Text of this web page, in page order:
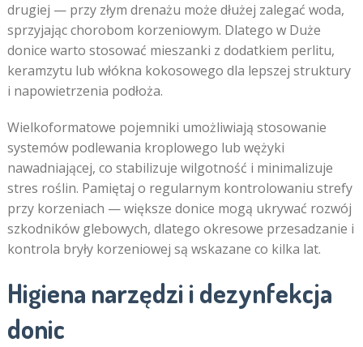
drugiej — przy złym drenażu może dłużej zalegać woda,
sprzyjając chorobom korzeniowym. Dlatego w Duże
donice warto stosować mieszanki z dodatkiem perlitu,
keramzytu lub włókna kokosowego dla lepszej struktury
i napowietrzenia podłoża.
Wielkoformatowe pojemniki umożliwiają stosowanie
systemów podlewania kroplowego lub wężyki
nawadniającej, co stabilizuje wilgotność i minimalizuje
stres roślin. Pamiętaj o regularnym kontrolowaniu strefy
przy korzeniach — większe donice mogą ukrywać rozwój
szkodników glebowych, dlatego okresowe przesadzanie i
kontrola bryły korzeniowej są wskazane co kilka lat.
Higiena narzędzi i dezynfekcja
donic